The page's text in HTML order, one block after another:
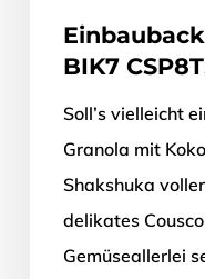
BIK7
Soll’s vielleicht
Granola mit
Shakshuka
delikates
Gemüseallerlei